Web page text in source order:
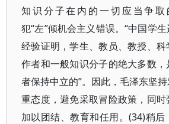
知识分子在内的一切应当争
犯“左”倾机会主义错误。“中国学
经验证明，学生、教员、教授、
作者和一般知识分子的绝大多数
者保持中立的”。因此，毛泽东坚
重态度，避免采取冒险政策，同时
加以团结、教育和任用。(34)稍